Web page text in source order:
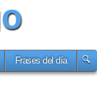
Frases del día